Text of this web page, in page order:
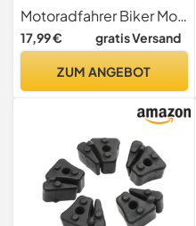
Motorrad T-Shirt
Motoradfahrer Biker Motorrad Opa lustiger Spruch
17,99 € gratis Versand
ZUM ANGEBOT